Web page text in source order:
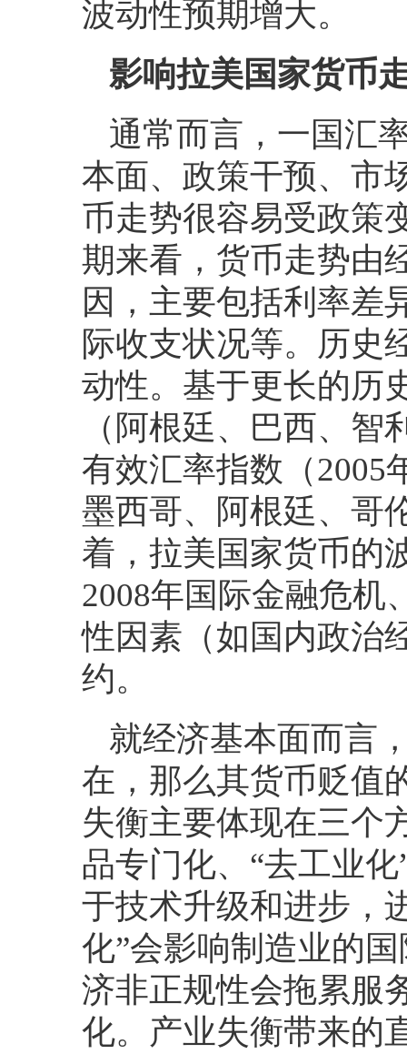
波动性预期增大。
影响拉美国家货币
通常而言，一国汇
本面、政策干预、市
币走势很容易受政策
期来看，货币走势由
因，主要包括利率差
际收支状况等。历史
动性。基于更长的历
（阿根廷、巴西、
有效汇率指数（2005
墨西哥、阿根廷、哥
着，拉美国家货币的
2008年国际金融危机
性因素（如国内政治
约。
就经济基本面而言
在，那么其货币贬值
失衡主要体现在三个
品专门化、“去工业
于技术升级和进步，
化”会影响制造业的
济非正规性会拖累服
化。产业失衡带来的